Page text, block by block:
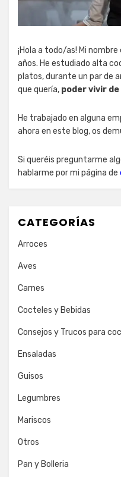
¡Hola a todo/as! Mi nombre
años. He estudiado alta
platos, durante un par de
que quería, poder vivir
He trabajado en alguna
ahora en este blog, os
Si queréis preguntarme
hablarme por mi página de
CATEGORÍAS
Arroces
Aves
Carnes
Cocteles y Bebidas
Consejos y Trucos para
Ensaladas
Guisos
Legumbres
Mariscos
Otros
Pan y Bolleria